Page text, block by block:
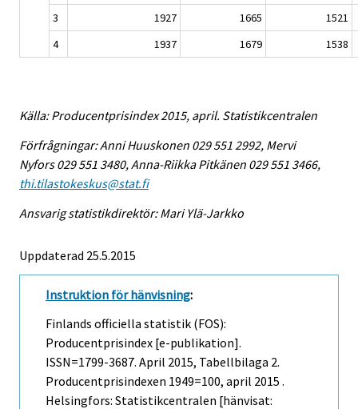
3
1927 1665
1521
4
1937 1679 1538
Källa: Producentprisindex 2015, april. Statistikcentralen
Förfrågningar: Anni Huuskonen 029 551 2992, Mervi
Nyfors 029 551 3480, Anna-Riikka Pitkänen 029 551 3466,
thi.tilastokeskus@stat.fi
Ansvarig statistikdirektör: Mari Ylä-Jarkko
Uppdaterad 25.5.2015
Instruktion för hänvisning:
Finlands officiella statistik (FOS):
Producentprisindex [e-publikation].
ISSN=1799-3687. April 2015, Tabellbilaga 2.
Producentprisindexen 1949=100, april 2015 .
Helsingfors: Statistikcentralen [hänvisat: